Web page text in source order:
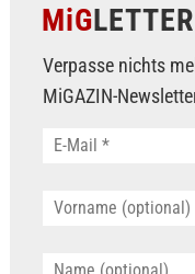
MiGLETTER
Verpasse nichts
MiGAZIN-